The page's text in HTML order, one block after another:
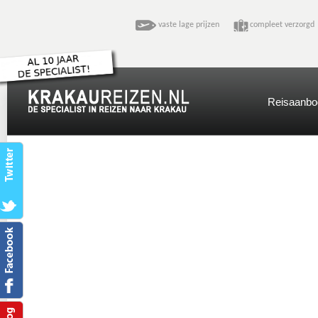
vaste lage prijzen compleet